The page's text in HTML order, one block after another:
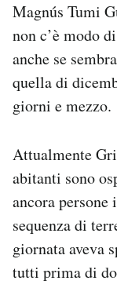
Magnús Tumi
non c’è modo
anche se
quella di
giorni e mezzo.
Attualmente
abitanti sono
ancora persone
sequenza di
giornata aveva
tutti prima di